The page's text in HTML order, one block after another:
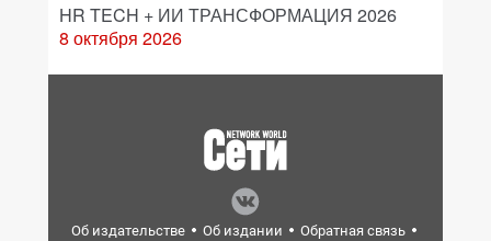
HR TECH + ИИ ТРАНСФОРМАЦИЯ 2026
8 октября 2026
Об издательстве Об издании
Обратная связь